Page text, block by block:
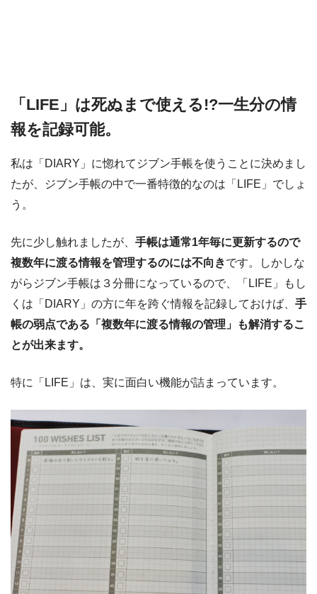
「LIFE」は死ぬまで使える!?一生分の情
報を記録可能。
私は「DIARY」に惚れてジブン手帳を使うことに決めまし
たが、ジブン手帳の中で一番特徴的なのは「LIFE」でしょ
う。
先に少し触れましたが、 手帳は通常1年毎に更新するので
複数年に渡る情報を管理するのには不向きです。しかしな
がらジブン手帳は３分冊になっているので、「LIFE」もし
くは「DIARY」の方に年を跨ぐ情報を記録しておけば、 手
帳の弱点である「複数年に渡る情報の管理」も解消するこ
とが出来ます。
特に「LIFE」は、実に面白い機能が詰まっています。